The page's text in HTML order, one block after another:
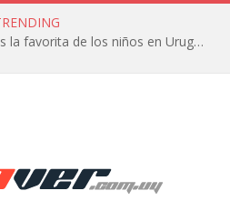
Intensamente de Disney es la favorita de los niños en Uruguay